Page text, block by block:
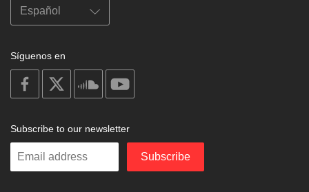
Síguenos en
on
facebook
soundcloud
Subscribe to our newsletter
Enter
Subscribe